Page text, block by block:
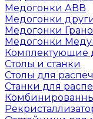
Медогонки АВВ
Медогонки
Медогонки
Медогонки
Комплектующие
Столы и станки
Столы для
Станки для